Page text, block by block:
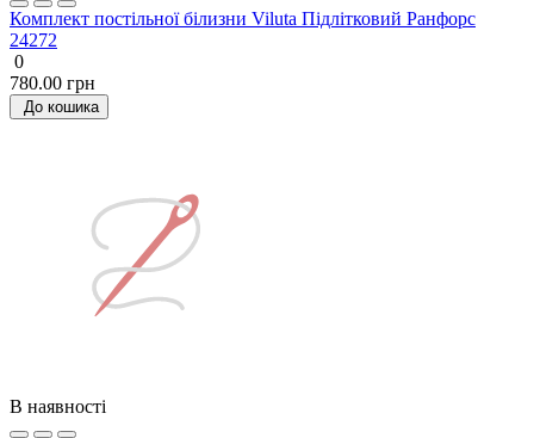
Комплект постільної білизни Viluta Підлітковий Ранфорс
24272
0
780.00 грн
До кошика
В наявності